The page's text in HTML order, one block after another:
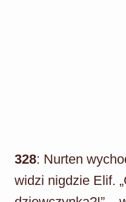
328: Nurten
widzi nigdzie Elif.